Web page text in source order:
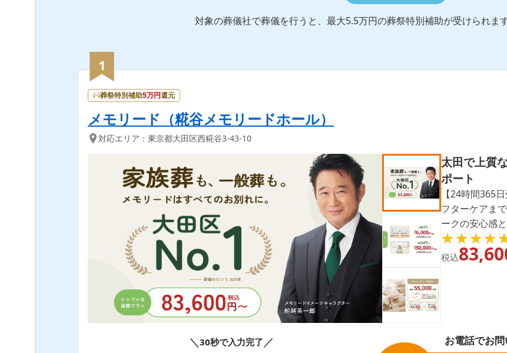
対象の葬儀社で葬儀を行うと、最大5.5万円の葬祭特別補助が受けられます
1
葬祭特別補助5万円還元
メモリード（糀谷メモリードホール）
対応エリア： 東京都大田区西糀谷3-43-10
太田で上質
ポート
【24時間365
フターケアま
ークの安心感
受注実績に裏
中・事前相談
税込
＼30秒で入力完了 ／ お電話でお